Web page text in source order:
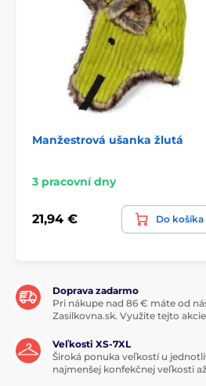
Manžestrová ušanka žlutá
3 pracovní dny
21,94 € Do košíka
Doprava zadarmo
Pri nákupe nad 86 € máte od
Zasilkovna.sk. Využite tejto
Veľkosti XS-7XL
Široká ponuka veľkostí u
najmenšej konfekčnej veľkosti